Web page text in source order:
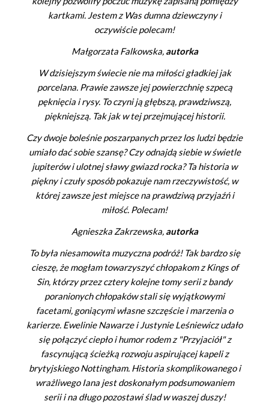
kartkami. Jestem z Was dumna dziewczyny i
oczywiście polecam!
Małgorzata Falkowska,autorka
W dzisiejszym świecie nie ma miłości gładkiej jak
porcelana. Prawie zawsze jej powierzchnię szpecą
pęknięcia i rysy. To czyni ją głębszą, prawdziwszą,
piękniejszą. Tak jak w tej przejmującej historii.
Czy dwoje boleśnie poszarpanych przez los ludzi będzie
umiało dać sobie szansę? Czy odnajdą siebie w świetle
jupiterów i ulotnej sławy gwiazd rocka? Ta historia w
piękny i czuły sposób pokazuje nam rzeczywistość, w
której zawsze jest miejsce na prawdziwą przyjaźń i
miłość. Polecam!
Agnieszka Zakrzewska, autorka
To była niesamowita muzyczna podróż! Tak bardzo się
cieszę, że mogłam towarzyszyć chłopakom z Kings of
Sin, którzy przez cztery kolejne tomy serii z bandy
poranionych chłopaków stali się wyjątkowymi
facetami, goniącymi własne szczęście i marzenia o
karierze. Ewelinie Nawarze i Justynie Leśniewicz udało
się połączyć ciepło i humor rodem z "Przyjaciół" z
fascynującą ścieżką rozwoju aspirującej kapeli z
brytyjskiego Nottingham. Historia skomplikowanego i
wrażliwego Iana jest doskonałym podsumowaniem
serii i na długo pozostawi ślad w waszej duszy!